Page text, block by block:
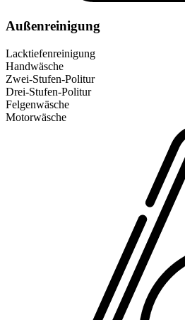
Außenreinigung
Lacktiefenreinigung
Handwäsche
Zwei-Stufen-Politur
Drei-Stufen-Politur
Felgenwäsche
Motorwäsche